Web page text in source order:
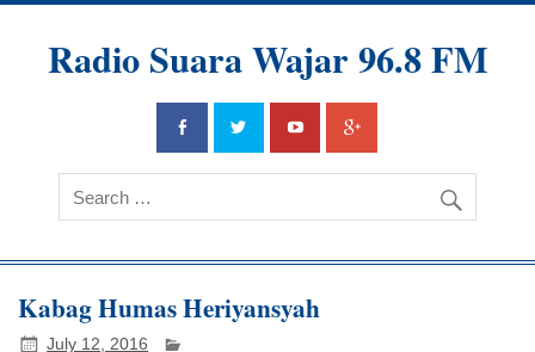
Radio Suara Wajar 96.8 FM
Kabag Humas Heriyansyah
July 12, 2016